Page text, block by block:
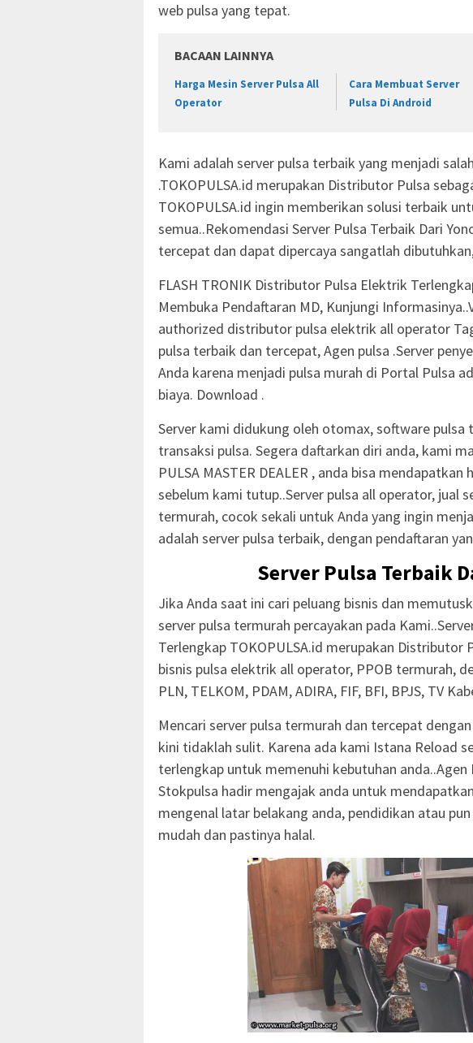
web pulsa yang tepat.
BACAAN LAINNYA
Harga Mesin Server Pulsa All
Operator
Cara Membuat Server
Pulsa Di Android
Kami adalah server pulsa terbaik yang menjadi
.TOKOPULSA.id merupakan Distributor Pulsa
TOKOPULSA.id ingin memberikan solusi terbaik
semua..Rekomendasi Server Pulsa Terbaik Dari
tercepat dan dapat dipercaya sangatlah
FLASH TRONIK Distributor Pulsa Elektrik
Membuka Pendaftaran MD, Kunjungi
authorized distributor pulsa elektrik all operator
pulsa terbaik dan tercepat, Agen pulsa .Server
Anda karena menjadi pulsa murah di Portal Pulsa
biaya. Download .
Server kami didukung oleh otomax, software
transaksi pulsa. Segera daftarkan diri anda, kami
PULSA MASTER DEALER , anda bisa
sebelum kami tutup..Server pulsa all operator, jual
termurah, cocok sekali untuk Anda yang ingin
adalah server pulsa terbaik, dengan pendaftaran
Server Pulsa Terbaik
Jika Anda saat ini cari peluang bisnis dan
server pulsa termurah percayakan pada
Terlengkap TOKOPULSA.id merupakan Distributor
bisnis pulsa elektrik all operator, PPOB termurah,
PLN, TELKOM, PDAM, ADIRA, FIF, BFI, BPJS, TV
Mencari server pulsa termurah dan tercepat
kini tidaklah sulit. Karena ada kami Istana Reload
terlengkap untuk memenuhi kebutuhan anda..Agen
Stokpulsa hadir mengajak anda untuk
mengenal latar belakang anda, pendidikan atau
mudah dan pastinya halal.